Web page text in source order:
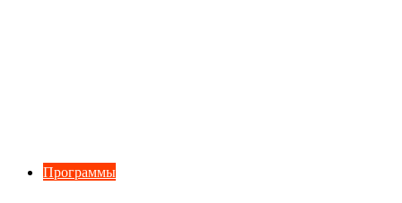
Программы